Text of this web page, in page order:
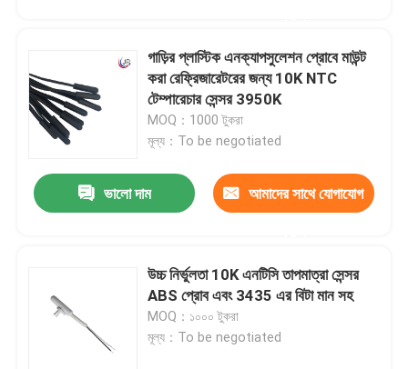
গাড়ির প্লাস্টিক এনক্যাপসুলেশন প্রোবে মাউন্ট
করা রেফ্রিজারেটরের জন্য 10K NTC
টেম্পারেচার সেন্সর 3950K
MOQ：1000 টুকরা
মূল্য：To be negotiated
ভালো দাম আমাদের সাথে যোগাযোগ
উচ্চ নির্ভুলতা 10K এনটিসি তাপমাত্রা সেন্সর
ABS প্রোব এবং 3435 এর বিটা মান সহ
MOQ：১০০০ টুকরা
মূল্য：To be negotiated